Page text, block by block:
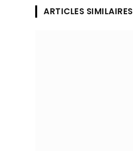
ARTICLES SIMILAIRES